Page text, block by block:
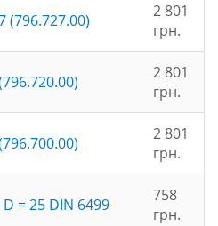
(796.727.00)
2 801
грн.
2 801
грн.
2 801
грн.
= 25 DIN 6499
758
грн.